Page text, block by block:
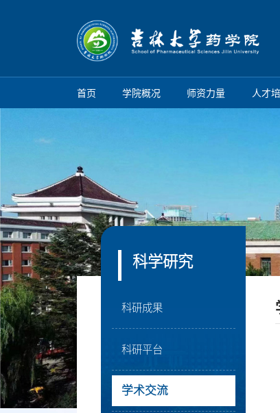
首页 学院概况 师资力量 人才
科学研究
科研成果
科研平台
学术交流